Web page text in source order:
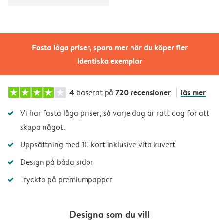
Fasta låga priser, spara mer när du köper fler
identiska exemplar
4 baserat på 720 recensioner läs mer
Vi har fasta låga priser, så varje dag är rätt dag för att
skapa något.
Uppsättning med 10 kort inklusive vita kuvert
Design på båda sidor
Tryckta på premiumpapper
Designa som du vill